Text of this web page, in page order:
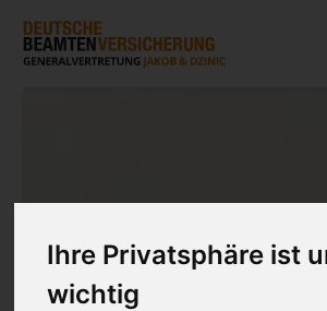
Ihre Privatsphäre ist
wichtig